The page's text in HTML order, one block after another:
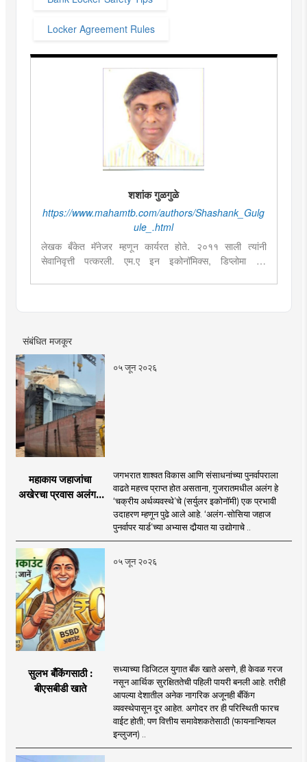
Locker Agreement Rules
शशांक गुळगुळे
https://www.mahamtb.com/authors/Shashank_Gulg
ule_.html
लेखक बँकेत मॅनेजर म्हणून कार्यरत होते. २०११ साली त्यांनी
सेवानिवृत्ती पत्करली. एम.ए इन इकोनॉमिक्स, डिप्लोमा इन
संबंधित मजकूर
०५ जून २०२६
महाकाय जहाजांचा
अखेरचा प्रवास अलंगचे
जगभरात शाश्वत विकास आणि संसाधनांच्या पुनर्वापराला
वाढते महत्त्व प्राप्त होत असताना, गुजरातमधील अलंग हे
‘चक्रीय अर्थव्यवस्थे’चे (सर्युलर इकोनॉमी) एक प्रभावी
उदाहरण म्हणून पुढे आले आहे. ‘अलंग-सोसिया जहाज
पुनर्वापर यार्ड’च्या अभ्यास दौर्‍यात या उद्योगाचे ..
०५ जून २०२६
सुलभ बँकिंगसाठी :
बीएसबीडी खाते
सध्याच्या डिजिटल युगात बँक खाते असणे, ही केवळ गरज
नसून आर्थिक सुरक्षिततेची पहिली पायरी बनली आहे. तरीही
आपल्या देशातील अनेक नागरिक अजूनही बँकिंग
व्यवस्थेपासून दूर आहेत. अगोदर तर ही परिस्थिती फारच
वाईट होती; पण वित्तीय समावेशकतेसाठी (फायनान्शियल
इन्लुजन) ..